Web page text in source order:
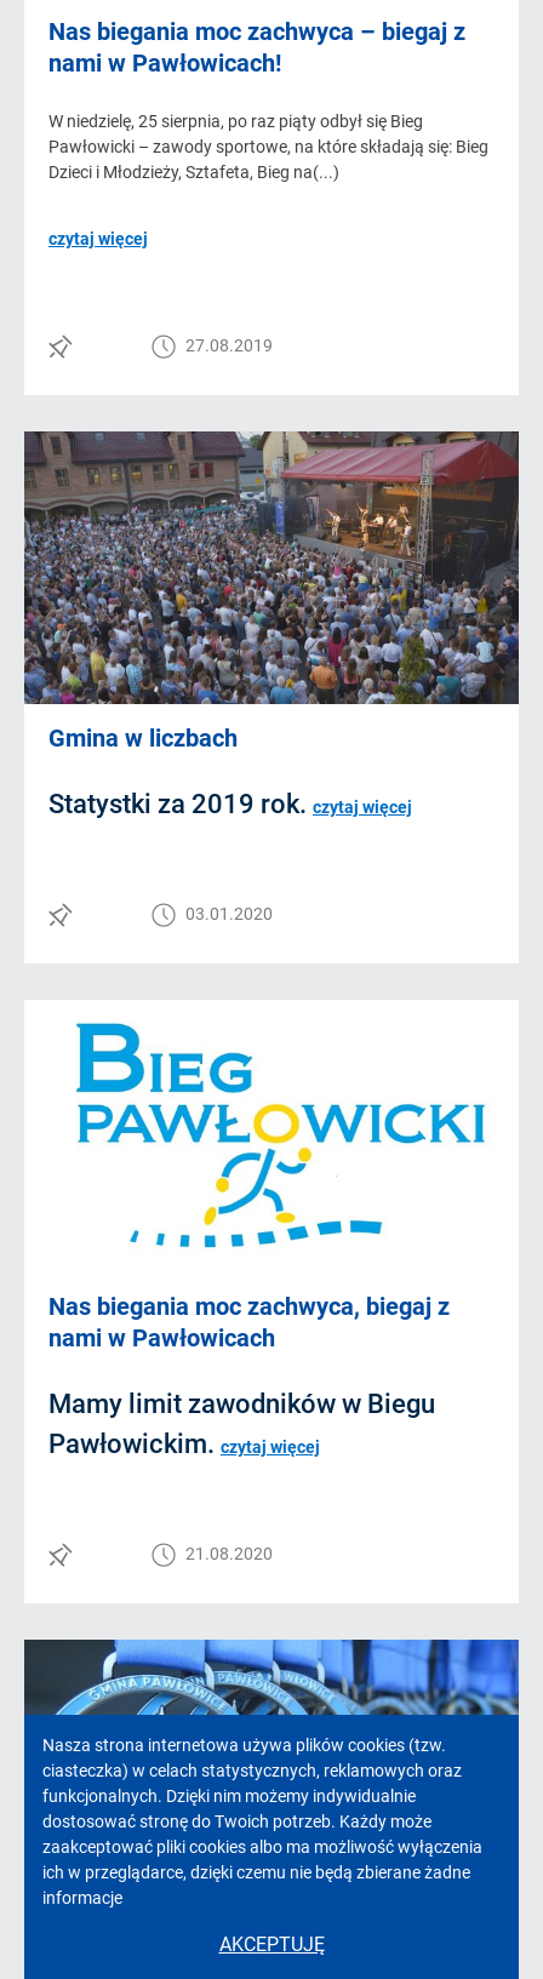
Nas biegania moc zachwyca – biegaj z
nami w Pawłowicach!
W niedzielę, 25 sierpnia, po raz piąty odbył się Bieg
Pawłowicki – zawody sportowe, na które składają się: Bieg
Dzieci i Młodzieży, Sztafeta, Bieg na(...)
czytaj więcej
27.08.2019
Gmina w liczbach
Statystki za 2019 rok. czytaj więcej
03.01.2020
Nas biegania moc zachwyca, biegaj z
nami w Pawłowicach
Mamy limit zawodników w Biegu
Pawłowickim. czytaj więcej
21.08.2020
Odliczamy dni do startu
Informacja
o
cookies!
Nasza strona internetowa używa plików cookies (tzw.
ciasteczka) w celach statystycznych, reklamowych oraz
funkcjonalnych. Dzięki nim możemy indywidualnie
dostosować stronę do Twoich potrzeb. Każdy może
zaakceptować pliki cookies albo ma możliwość wyłączenia
ich w przeglądarce, dzięki czemu nie będą zbierane żadne
informacje
AKCEPTUJĘ